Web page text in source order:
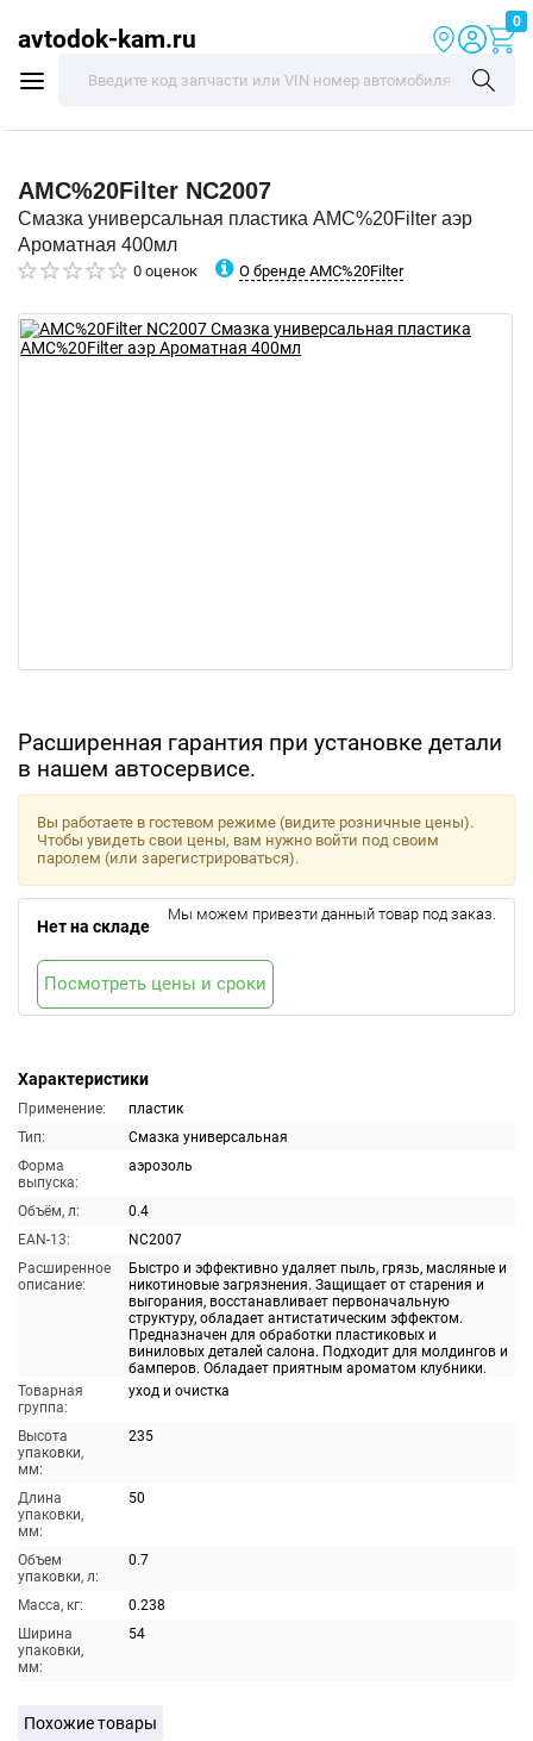
avtodok-kam.ru
0
AMC%20Filter NC2007
Смазка универсальная пластика AMC%20Filter аэр
Ароматная 400мл
0 оценок О бренде AMC%20Filter
Расширенная гарантия при установке детали
в нашем автосервисе.
Характеристики
Применение:
пластик
Тип:
Смазка универсальная
Форма
выпуска:
аэрозоль
Объём, л:
0.4
EAN-13:
NC2007
Расширенное
описание:
Быстро и эффективно удаляет пыль, грязь, масляные и
никотиновые загрязнения. Защищает от старения и
выгорания, восстанавливает первоначальную
структуру, обладает антистатическим эффектом.
Предназначен для обработки пластиковых и
виниловых деталей салона. Подходит для молдингов и
бамперов. Обладает приятным ароматом клубники.
Товарная
группа:
уход и очистка
Высота
упаковки,
мм:
235
Длина
упаковки,
мм:
50
Объем
упаковки, л:
0.7
Масса, кг:
0.238
Ширина
упаковки,
мм:
54
Вы работаете в гостевом режиме (видите розничные цены).
Чтобы увидеть свои цены, вам нужно войти под своим
паролем (или зарегистрироваться).
Нет на складе
Мы можем привезти данный товар под заказ.
Посмотреть цены и сроки
Похожие товары